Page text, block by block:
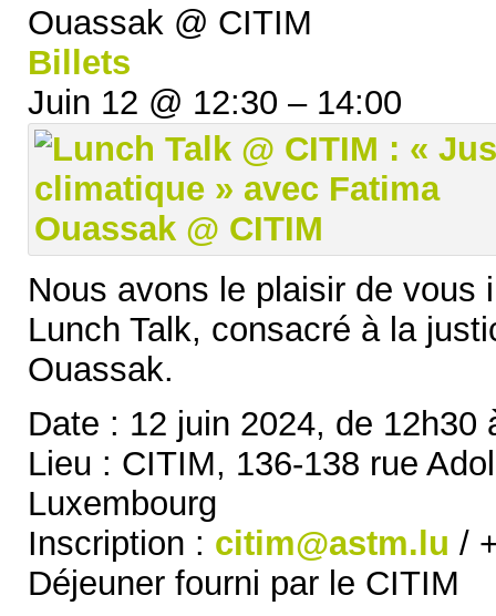
Ouassak @ CITIM
Billets
Juin 12 @ 12:30 – 14:00
Nous avons le plaisir de vous
Lunch Talk, consacré à la
Ouassak.
Date : 12 juin 2024, de 12h30
Lieu : CITIM, 136-138 rue
Luxembourg
Inscription : citim@astm.lu /
Déjeuner fourni par le CITIM